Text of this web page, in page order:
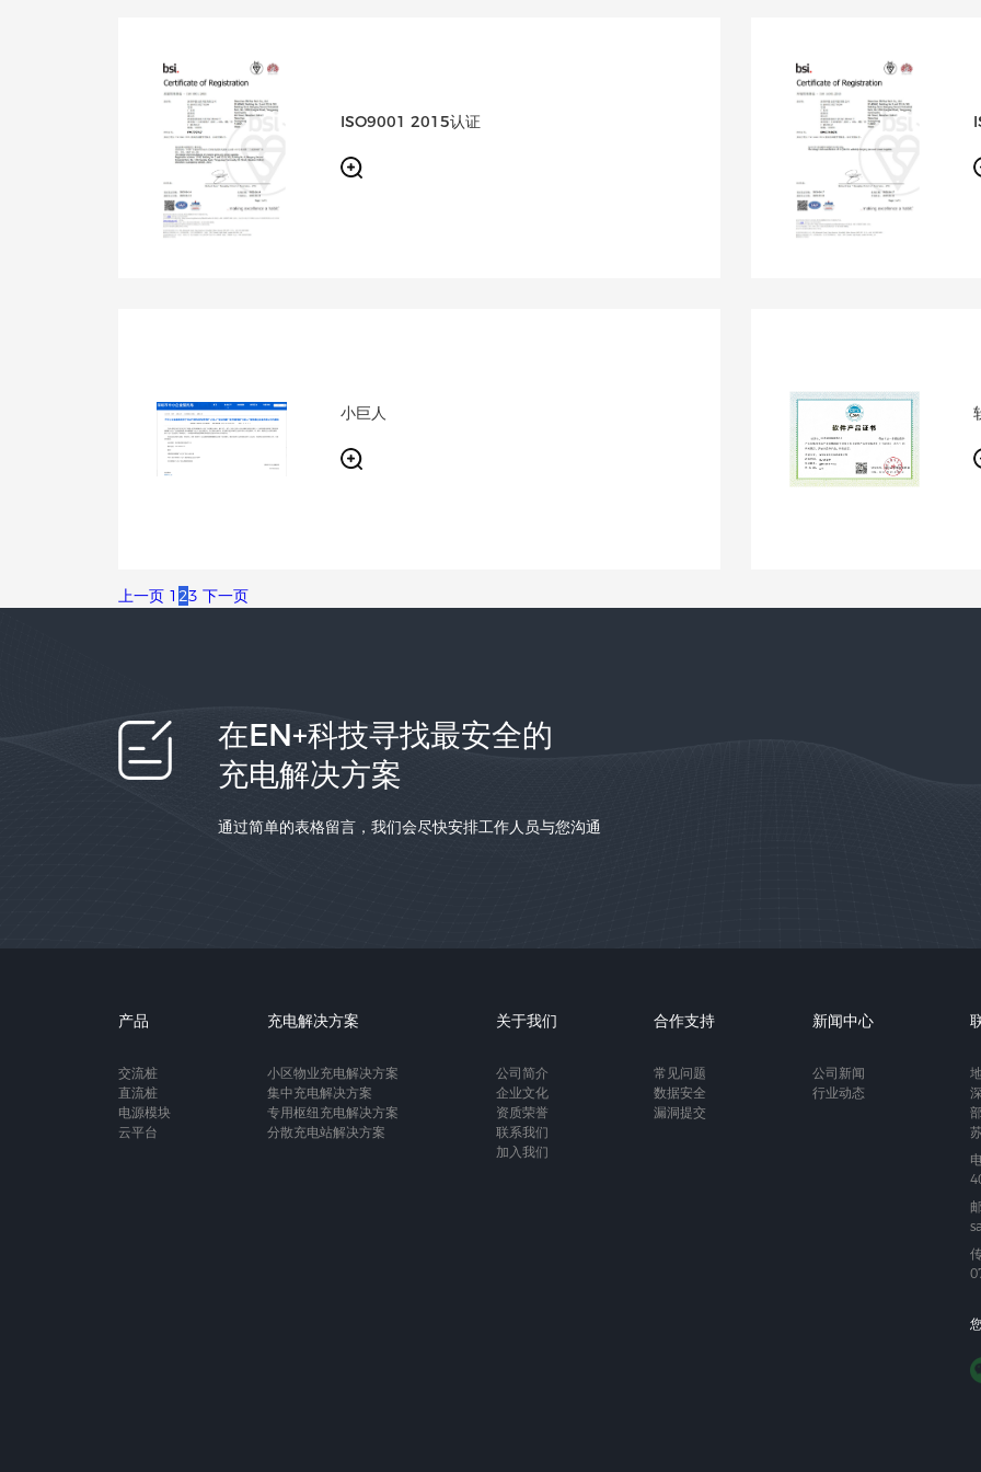
ISO9001 2015认证
小巨人
上一页 1 23 下一页
在EN+科技寻找最安全的
充电解决方案
通过简单的表格留言，我们会尽快安排工作人员与您沟通
产品
交流桩
直流桩
电源模块
云平台
充电解决方案
小区物业充电解决方案
集中充电解决方案
专用枢纽充电解决方案
分散充电站解决方案
关于我们
公司简介
企业文化
资质荣誉
联系我们
加入我们
合作支持
常见问题
数据安全
漏洞提交
新闻中心
公司新闻
行业动态